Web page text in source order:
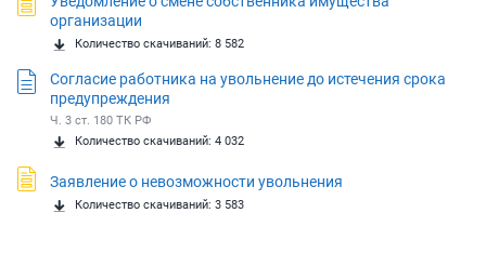
организации
Количество скачиваний: 8 582
Согласие работника на увольнение до истечения срока
предупреждения
Ч. 3 ст. 180 ТК РФ
Количество скачиваний: 4 032
Заявление о невозможности увольнения
Количество скачиваний: 3 583